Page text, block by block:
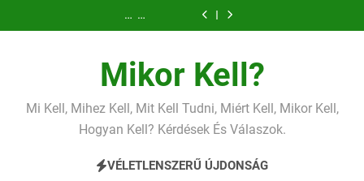
a
jelent
jelent
Mit
jelent
vas?
Miért
fáj
Mikor Kell?
Mi Kell, Mihez Kell, Mit Kell Tudni, Miért Kell, Mikor Kell,
Hogyan Kell? Kérdések És Válaszok.
VÉLETLENSZERŰ ÚJDONSÁG